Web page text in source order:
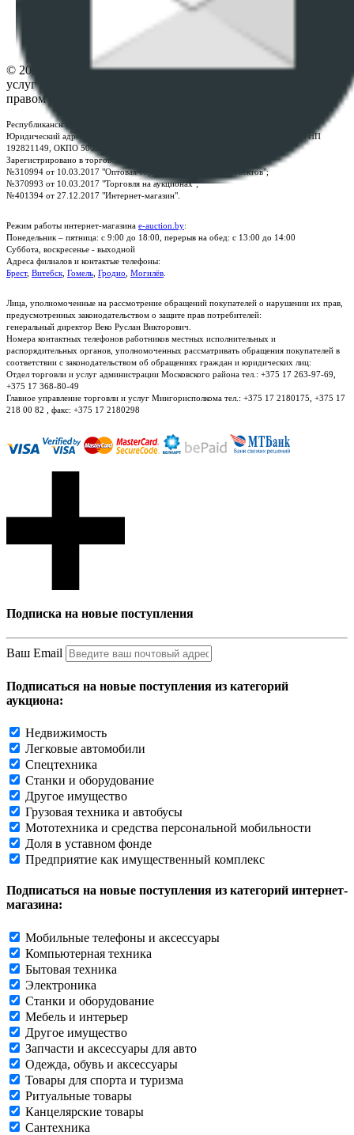
Настройки cookie-файлов
© 2026 Республиканское унитарное предприятие по оказанию
услуг "БелЮрОбеспечение" - Все права защищены авторским
правом
Республиканское унитарное предприятие по оказанию услуг "БелЮрОбеспечение"
Юридический адрес: г. Минск, пр-т. Дзержинского, 1Б, e-mail:
, УНП
192821149, ОКПО 500111895000
Зарегистрировано в торговом реестре Республики Беларусь:
№310994 от 10.03.2017 "Оптовая торговля без торговых объектов";
№370993 от 10.03.2017 "Торговля на аукционах";
№401394 от 27.12.2017 "Интернет-магазин".
Режим работы интернет-магазина e-auction.by:
Понедельник – пятница: с 9:00 до 18:00, перерыв на обед: с 13:00 до 14:00
Суббота, воскресенье - выходной
Адреса филиалов и контактые телефоны:
Брест, Витебск Гомель Гродно Могилёв
Лица, уполномоченные на рассмотрение обращений покупателей о нарушении их прав,
предусмотренных законодательством о защите прав потребителей:
генеральный директор Веко Руслан Викторович.
Номера контактных телефонов работников местных исполнительных и
распорядительных органов, уполномоченных рассматривать обращения покупателей в
соответствии с законодательством об обращениях граждан и юридических лиц:
Отдел торговли и услуг администрации Московского района тел.: +375 17 263-97-69,
+375 17 368-80-49
Главное управление торговли и услуг Мингорисполкома тел.: +375 17 2180175, +375 17
218 00 82 , факс: +375 17 2180298
Подписка на новые поступления
Ваш Email
Подписаться на новые поступления из категорий
аукциона:
Недвижимость
Легковые автомобили
Спецтехника
Станки и оборудование
Другое имущество
Грузовая техника и автобусы
Мототехника и средства персональной мобильности
Доля в уставном фонде
Предприятие как имущественный комплекс
Подписаться на новые поступления из категорий интернет-
магазина:
Мобильные телефоны и аксессуары
Компьютерная техника
Бытовая техника
Электроника
Станки и оборудование
Мебель и интерьер
Другое имущество
Запчасти и аксессуары для авто
Одежда, обувь и аксессуары
Товары для спорта и туризма
Ритуальные товары
Канцелярские товары
Сантехника